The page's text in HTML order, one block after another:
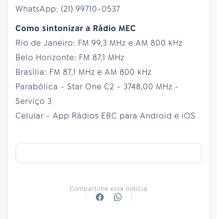
WhatsApp: (21) 99710-0537
Como sintonizar a Rádio MEC
Rio de Janeiro: FM 99,3 MHz e AM 800 kHz
Belo Horizonte: FM 87,1 MHz
Brasília: FM 87,1 MHz e AM 800 kHz
Parabólica - Star One C2 - 3748,00 MHz -
Serviço 3
Celular - App Rádios EBC para Android e iOS
Compartilhe essa notícia